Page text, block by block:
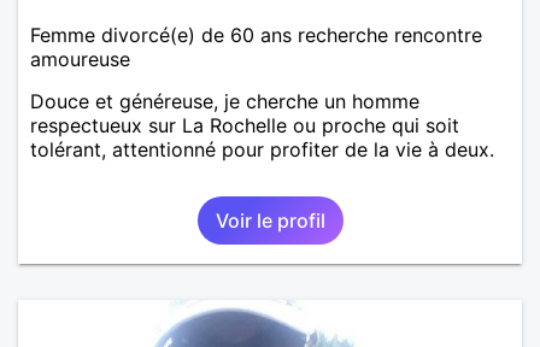
Femme divorcé(e) de 60 ans recherche rencontre
amoureuse
Douce et généreuse, je cherche un homme
respectueux sur La Rochelle ou proche qui soit
tolérant, attentionné pour profiter de la vie à deux.
Voir le profil